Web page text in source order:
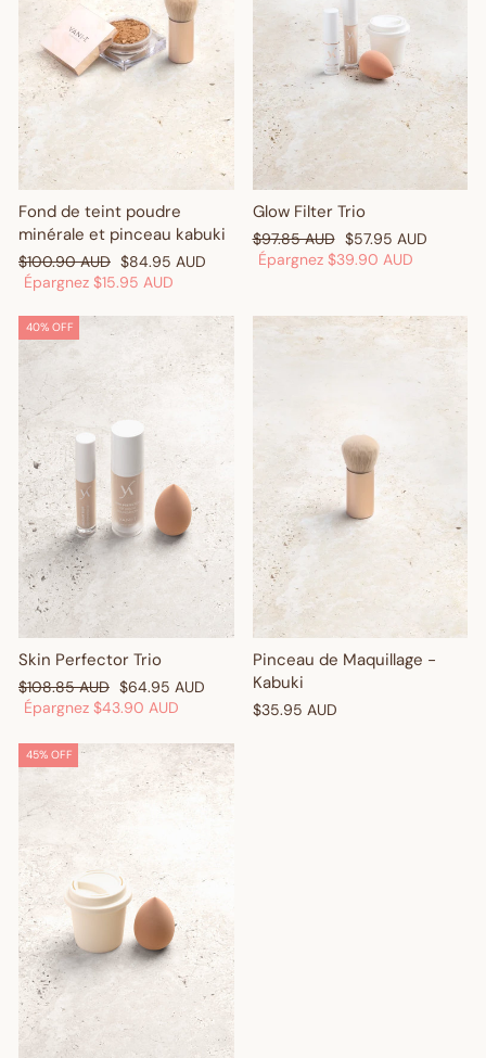
Fond de teint poudre
minérale et pinceau kabuki
Prix
régulier
$100.90 AUD Prix
réduit
$84.95 AUD
Épargnez $15.95 AUD
Glow Filter Trio
Prix
régulier
$97.85 AUD Prix
réduit
$57.95 AUD
Épargnez $39.90 AUD
40% OFF
Skin Perfector Trio
Prix
régulier
$108.85 AUD Prix
réduit
$64.95 AUD
Épargnez $43.90 AUD
Pinceau de Maquillage -
Kabuki
$35.95 AUD
45% OFF
Sign up and enjoy $10 off right away - plus earn points and
redeem exclusive discounts every time you shop.
Are you a trade customer?
Sign up here
Enter your birthday